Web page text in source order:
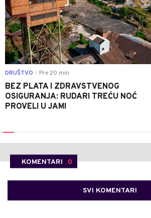
DRUŠTVO Pre 20 min
BEZ PLATA I ZDRAVSTVENOG
OSIGURANJA: RUDARI TREĆU NOĆ
PROVELI U JAMI
KOMENTARI 0
SVI KOMENTARI